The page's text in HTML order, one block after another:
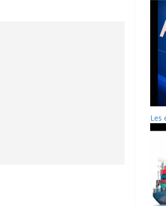
Les